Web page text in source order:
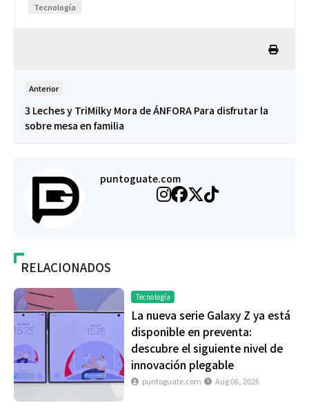
Tecnología
Anterior
3 Leches y TriMilky Mora de ÁNFORA Para disfrutar la
sobre mesa en familia
puntoguate.com
RELACIONADOS
Tecnología
La nueva serie Galaxy Z ya está
disponible en preventa:
descubre el siguiente nivel de
innovación plegable
puntoguate.com Aug 06, 2026